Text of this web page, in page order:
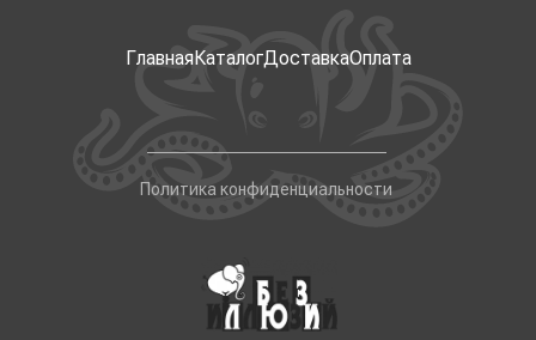
ГлавнаяКаталогДоставкаОплата
Политика конфиденциальности